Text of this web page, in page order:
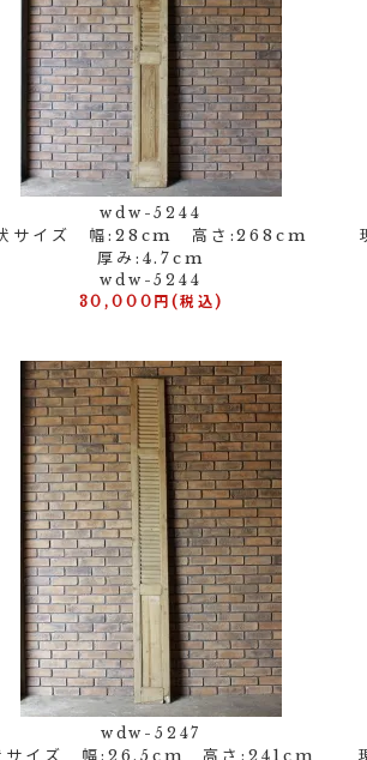
wdw-5244
サイズ 幅:28cm 高さ:268cm
厚み:4.7cm
wdw-5244
30,000円(税込)
wdw-5247
サイズ 幅:26.5cm 高さ:241cm